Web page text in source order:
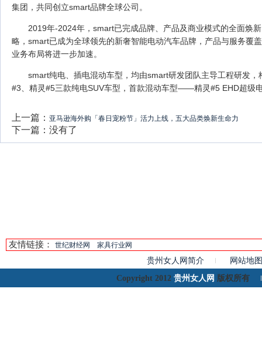
集团，共同创立smart品牌全球公司。
2019年-2024年，smart已完成品牌、产品及商业模式的全面焕
略，smart已成为全球领先的新奢智能电动汽车品牌，产品与服务覆
业务布局将进一步加速。
smart纯电、插电混动车型，均由smart研发团队主导工程研发
#3、精灵#5三款纯电SUV车型，首款混动车型——精灵#5 EHD超级
上一篇： 亚马逊海外购「春日宠粉节」活力上线，五大品类焕新生命力
下一篇：没有了
友情链接： 世纪财经网 家具行业网
贵州女人网简介 网站地图
Copyright 2012 贵州女人网 版权所有